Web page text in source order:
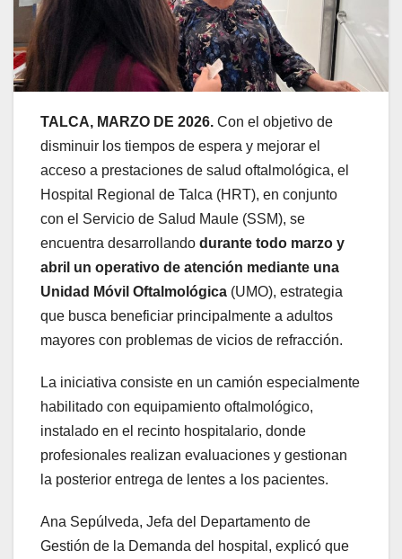
TALCA, MARZO DE 2026. Con el objetivo de
disminuir los tiempos de espera y mejorar el
acceso a prestaciones de salud oftalmológica, el
Hospital Regional de Talca (HRT), en conjunto
con el Servicio de Salud Maule (SSM), se
encuentra desarrollando durante todo marzo y
abril un operativo de atención mediante una
Unidad Móvil Oftalmológica (UMO), estrategia
que busca beneficiar principalmente a adultos
mayores con problemas de vicios de refracción.
La iniciativa consiste en un camión especialmente
habilitado con equipamiento oftalmológico,
instalado en el recinto hospitalario, donde
profesionales realizan evaluaciones y gestionan
la posterior entrega de lentes a los pacientes.
Ana Sepúlveda, Jefa del Departamento de
Gestión de la Demanda del hospital, explicó que